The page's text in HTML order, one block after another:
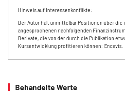
Hinweis auf Interessenkonflikte:
Der Autor hält unmittelbar Positionen über die
angesprochenen nachfolgenden
Derivate, die von der durch die Publikation
Kursentwicklung profitieren können: Encavis.
Behandelte Werte